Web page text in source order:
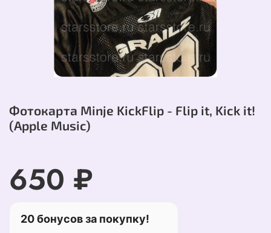
Фотокарта Minje KickFlip - Flip it, Kick it!
(Apple Music)
650 ₽
20 бонусов за покупку!